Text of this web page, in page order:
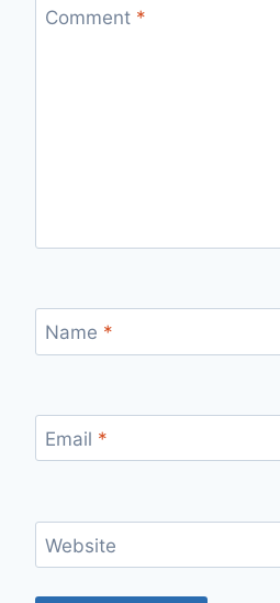
Comment *
Name *
Email *
Website